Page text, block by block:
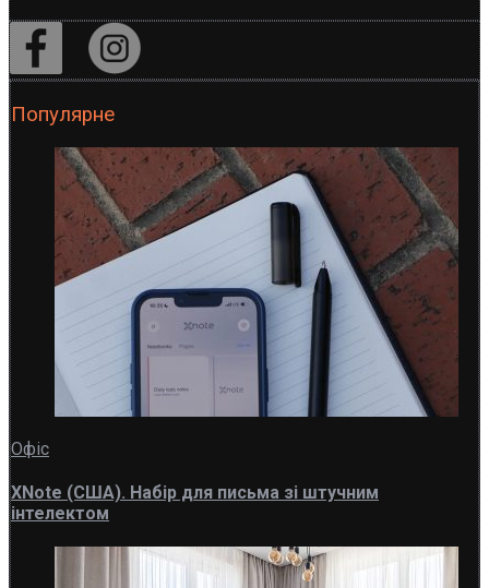
Популярне
Офіс
XNote (США). Набір для письма зі штучним
інтелектом